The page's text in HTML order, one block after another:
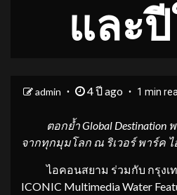
และ
admin 4 ปี ago 1 min
ตอกย้ำ Global
จากทุกมุมโลก ณ ริเวอร์ พาร์ค
ไอคอนสยาม ร่วมกับ กรุงเท
ICONIC Multimedia Water